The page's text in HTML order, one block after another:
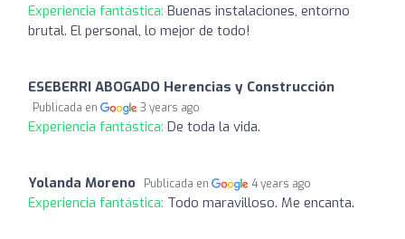
Experiencia fantástica: Buenas instalaciones, entorno
brutal. El personal, lo mejor de todo!
ESEBERRI ABOGADO Herencias y Construcción
Publicada en 3 years ago
Experiencia fantástica: De toda la vida.
Yolanda Moreno Publicada en 4 years ago
Experiencia fantástica: Todo maravilloso. Me encanta.